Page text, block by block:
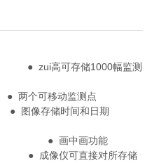
高可存储1000幅监测
可移动监测点
存储时间和日期
画中画功能
成像仪可直接对所存储